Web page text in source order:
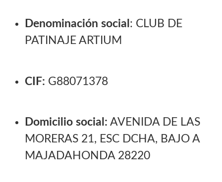
Denominación social : CLUB DE
PATINAJE ARTIUM
CIF: G88071378
Domicilio social: AVENIDA DE LAS
MORERAS 21, ESC DCHA, BAJO A
MAJADAHONDA 28220